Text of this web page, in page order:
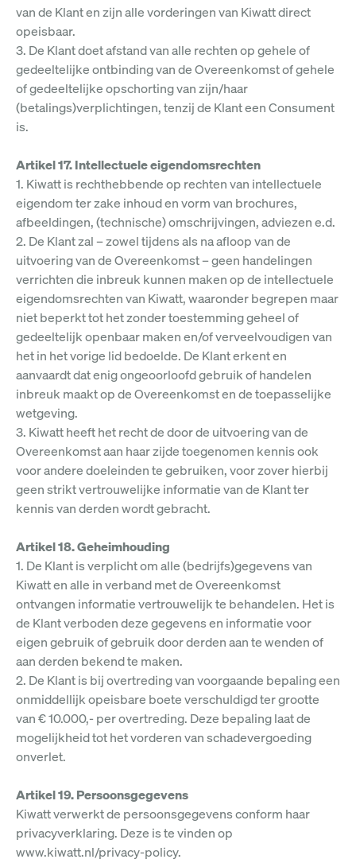
van de Klant en zijn alle vorderingen van Kiwatt direct
opeisbaar.
3. De Klant doet afstand van alle rechten op gehele of
gedeeltelijke ontbinding van de Overeenkomst of gehele
of gedeeltelijke opschorting van zijn/haar
(betalings)verplichtingen, tenzij de Klant een Consument
is.
Artikel 17. Intellectuele eigendomsrechten
1. Kiwatt is rechthebbende op rechten van intellectuele
eigendom ter zake inhoud en vorm van brochures,
afbeeldingen, (technische) omschrijvingen, adviezen e.d.
2. De Klant zal – zowel tijdens als na afloop van de
uitvoering van de Overeenkomst – geen handelingen
verrichten die inbreuk kunnen maken op de intellectuele
eigendomsrechten van Kiwatt, waaronder begrepen maar
niet beperkt tot het zonder toestemming geheel of
gedeeltelijk openbaar maken en/of verveelvoudigen van
het in het vorige lid bedoelde. De Klant erkent en
aanvaardt dat enig ongeoorloofd gebruik of handelen
inbreuk maakt op de Overeenkomst en de toepasselijke
wetgeving.
3. Kiwatt heeft het recht de door de uitvoering van de
Overeenkomst aan haar zijde toegenomen kennis ook
voor andere doeleinden te gebruiken, voor zover hierbij
geen strikt vertrouwelijke informatie van de Klant ter
kennis van derden wordt gebracht.
Artikel 18. Geheimhouding
1. De Klant is verplicht om alle (bedrijfs)gegevens van
Kiwatt en alle in verband met de Overeenkomst
ontvangen informatie vertrouwelijk te behandelen. Het is
de Klant verboden deze gegevens en informatie voor
eigen gebruik of gebruik door derden aan te wenden of
aan derden bekend te maken.
2. De Klant is bij overtreding van voorgaande bepaling een
onmiddellijk opeisbare boete verschuldigd ter grootte
van € 10.000,- per overtreding. Deze bepaling laat de
mogelijkheid tot het vorderen van schadevergoeding
onverlet.
Artikel 19. Persoonsgegevens
Kiwatt verwerkt de persoonsgegevens conform haar
privacyverklaring. Deze is te vinden op
www.kiwatt.nl/privacy-policy.